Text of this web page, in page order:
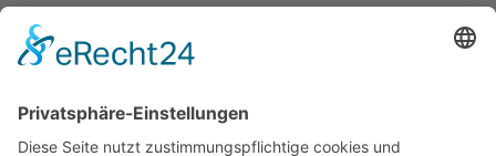
Schlagwörter:
Impressum
Datenschutzerklärung